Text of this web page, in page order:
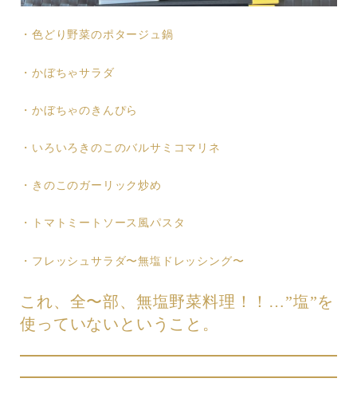
・色どり野菜のポタージュ鍋
・かぼちゃサラダ
・かぼちゃのきんぴら
・いろいろきのこのバルサミコマリネ
・きのこのガーリック炒め
・トマトミートソース風パスタ
・フレッシュサラダ〜無塩ドレッシング〜
これ、全〜部、無塩野菜料理！！…”塩”を
使っていないということ。